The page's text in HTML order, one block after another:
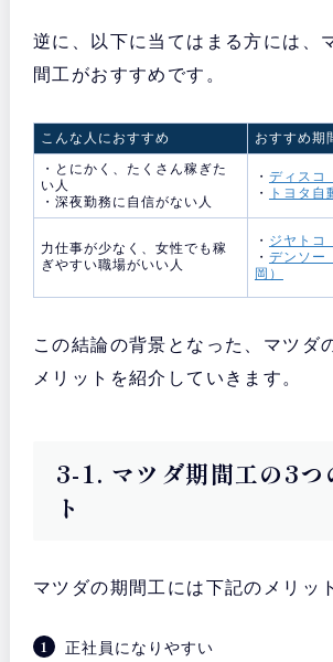
逆に、以下に当てはまる方には、
間工がおすすめです。
こんな人におすすめ
おすすめ期
・とにかく、たくさん稼ぎた
い人
・深夜勤務に自信がない人
・ ディスコ
・
トヨタ自
力仕事が少なく、女性でも稼
ぎやすい職場がいい人
・ ジヤトコ
・ デンソー
岡）
この結論の背景となった、マツダ
メリットを紹介していきます。
3-1. マツダ期間工の3つ
ト
マツダの期間工には下記のメリッ
正社員になりやすい